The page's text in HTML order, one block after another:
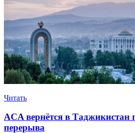
Читать
ACA вернётся в Таджикистан
перерыва